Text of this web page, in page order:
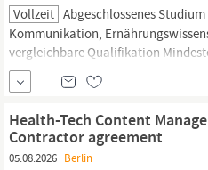
Vollzeit Abgeschlossenes
Kommunikation,
vergleichbare Qualifikation
im Online-, Digital- oder
Healthcare-, Food- oder Consumer-
digitaler Communities...
Health-Tech Content
Contractor agreement
05.08.2026 Berlin